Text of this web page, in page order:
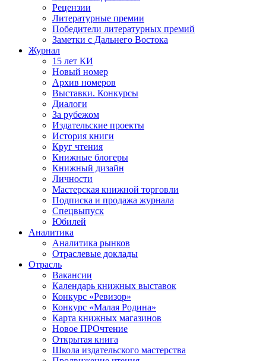
Рецензии
Литературные премии
Победители литературных премий
Заметки с Дальнего Востока
Журнал
15 лет КИ
Новый номер
Архив номеров
Выставки. Конкурсы
Диалоги
За рубежом
Издательские проекты
История книги
Круг чтения
Книжные блогеры
Книжный дизайн
Личности
Мастерская книжной торговли
Подписка и продажа журнала
Спецвыпуск
Юбилей
Аналитика
Аналитика рынков
Отраслевые доклады
Отрасль
Вакансии
Календарь книжных выставок
Конкурс «Ревизор»
Конкурс «Малая Родина»
Карта книжных магазинов
Новое ПРОчтение
Открытая книга
Школа издательского мастерства